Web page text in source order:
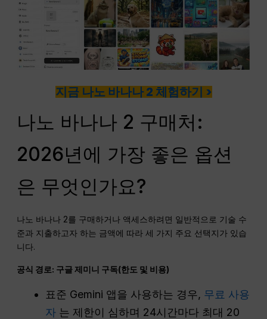
지금 나노 바나나 2 체험하기 >
나노 바나나 2 구매처:
2026년에 가장 좋은 옵션
은 무엇인가요?
나노 바나나 2를 구매하거나 액세스하려면 일반적으로 기술 수
준과 지출하고자 하는 금액에 따라 세 가지 주요 선택지가 있습
니다.
공식 경로: 구글 제미니 구독(한도 및 비용)
표준 Gemini 앱을 사용하는 경우, 무료 사용
자 는 제한이 심하며 24시간마다 최대 20